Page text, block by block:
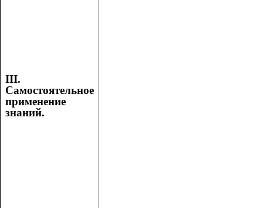
ΙΙΙ.
Самостоятельное
применение
знаний.